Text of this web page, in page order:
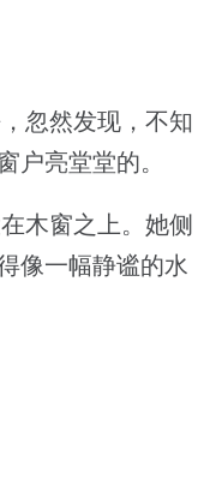
忽然发现，不知
户亮堂堂的。
木窗之上。她侧
像一幅静谧的水